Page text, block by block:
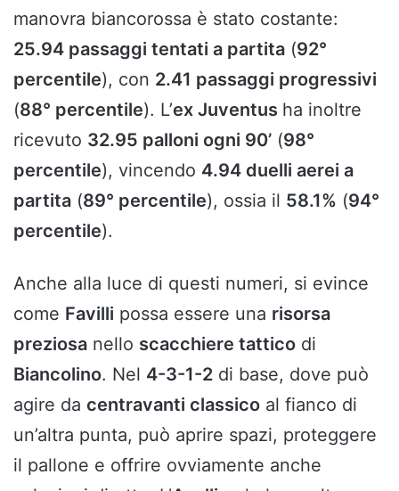
manovra biancorossa è stato costante:
25.94 passaggi tentati a partita (92°
percentile), con 2.41 passaggi progressivi
(88° percentile). L’ex Juventus ha inoltre
ricevuto 32.95 palloni ogni 90’ (98°
percentile), vincendo 4.94 duelli aerei a
partita (89° percentile), ossia il 58.1% (94°
percentile).
Anche alla luce di questi numeri, si evince
come Favilli possa essere una risorsa
preziosa nello scacchiere tattico di
Biancolino. Nel 4-3-1-2 di base, dove può
agire da centravanti classico al fianco di
un’altra punta, può aprire spazi, proteggere
il pallone e offrire ovviamente anche